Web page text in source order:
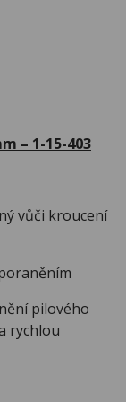
– 1-15-403
vůči kroucení
pilového
rychlou